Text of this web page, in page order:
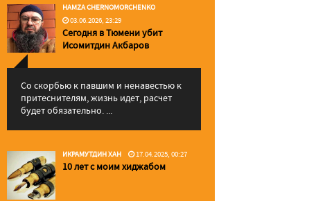
HAMZA CHERNOMORCHENKO
03.06.2026, 23:29
Сегодня в Тюмени убит
Исомитдин Акбаров
Со скорбью к павшим и ненавестью к
притеснителям, жизнь идет, расчет
будет обязательно. ...
ИКРАМУТДИН ХАН 17.04.2025, 00:27
10 лет с моим хиджабом